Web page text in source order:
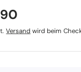
Preis
Versand wird beim